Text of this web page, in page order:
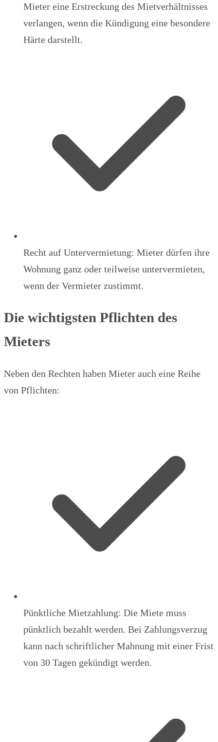
Mieter eine Erstreckung des Mietverhältnisses
verlangen, wenn die Kündigung eine besondere
Härte darstellt.
Recht auf Untervermietung: Mieter dürfen ihre
Wohnung ganz oder teilweise untervermieten,
wenn der Vermieter zustimmt.
Die wichtigsten Pflichten des
Mieters
Neben den Rechten haben Mieter auch eine Reihe
von Pflichten:
Pünktliche Mietzahlung: Die Miete muss
pünktlich bezahlt werden. Bei Zahlungsverzug
kann nach schriftlicher Mahnung mit einer Frist
von 30 Tagen gekündigt werden.